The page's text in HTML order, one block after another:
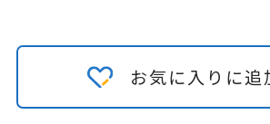
お気に入りに追